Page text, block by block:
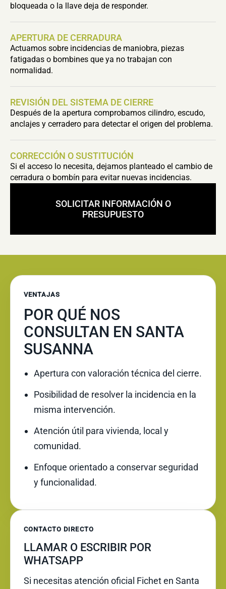
bloqueada o la llave deja de responder.
APERTURA DE CERRADURA
Actuamos sobre incidencias de maniobra, piezas
fatigadas o bombines que ya no trabajan con
normalidad.
REVISIÓN DEL SISTEMA DE CIERRE
Después de la apertura comprobamos cilindro, escudo,
anclajes y cerradero para detectar el origen del problema.
CORRECCIÓN O SUSTITUCIÓN
Si el acceso lo necesita, dejamos planteado el cambio de
cerradura o bombín para evitar nuevas incidencias.
SOLICITAR INFORMACIÓN O
PRESUPUESTO
VENTAJAS
POR QUÉ NOS
CONSULTAN EN SANTA
SUSANNA
Apertura con valoración técnica del cierre.
Posibilidad de resolver la incidencia en la
misma intervención.
Atención útil para vivienda, local y
comunidad.
Enfoque orientado a conservar seguridad
y funcionalidad.
CONTACTO DIRECTO
LLAMAR O ESCRIBIR POR
WHATSAPP
Si necesitas atención oficial Fichet en Santa